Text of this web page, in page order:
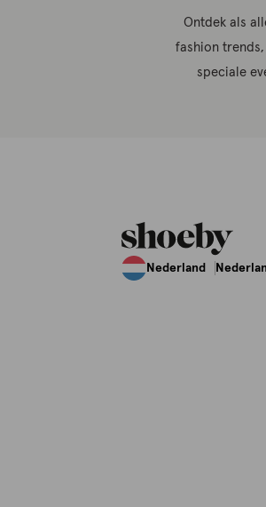
Ontdek als
fashion
speciale
Nederland